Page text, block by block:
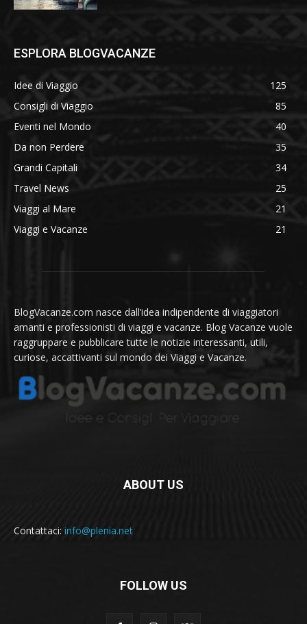
ESPLORA BLOGVACANZE
Idee di Viaggio
125
Consigli di Viaggio
85
Eventi nel Mondo
40
Da non Perdere
35
Grandi Capitali
34
Travel News
25
Viaggi al Mare
21
Viaggi e Vacanze
21
BlogVacanze.com nasce dall’idea indipendente di viaggiatori
amanti e professionisti di viaggi e vacanze. Blog Vacanze vuole
raggruppare e pubblicare tutte le notizie interessanti, utili,
curiose, accattivanti sul mondo dei Viaggi e Vacanze.
ABOUT US
Contattaci: info@plenia.net
FOLLOW US